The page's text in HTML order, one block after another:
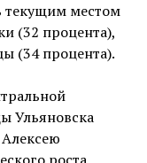
текущим местом
(32 процента),
(34 процента).
Ульяновска